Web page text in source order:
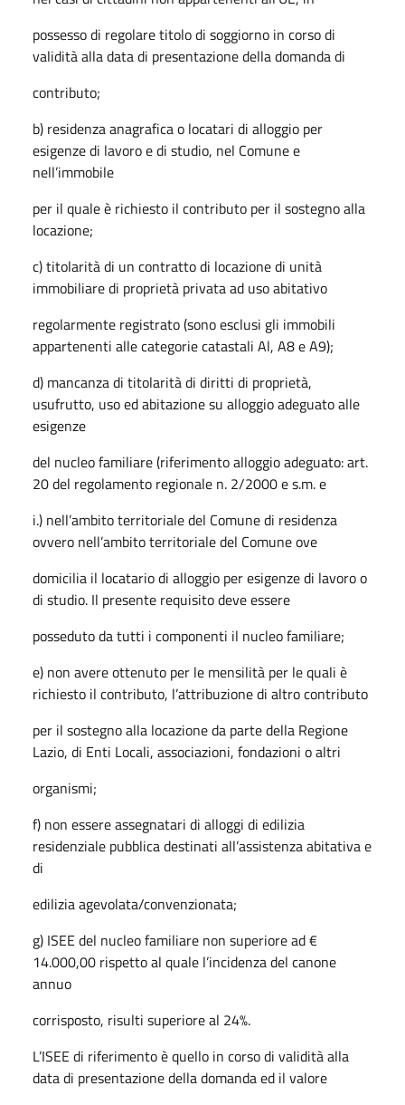
possesso di regolare titolo di soggiorno in corso di
validità alla data di presentazione della domanda di
contributo;
b) residenza anagrafica o locatari di alloggio per
esigenze di lavoro e di studio, nel Comune e
nell’immobile
per il quale è richiesto il contributo per il sostegno alla
locazione;
c) titolarità di un contratto di locazione di unità
immobiliare di proprietà privata ad uso abitativo
regolarmente registrato (sono esclusi gli immobili
appartenenti alle categorie catastali Al, A8 e A9);
d) mancanza di titolarità di diritti di proprietà,
usufrutto, uso ed abitazione su alloggio adeguato alle
esigenze
del nucleo familiare (riferimento alloggio adeguato: art.
20 del regolamento regionale n. 2/2000 e s.m. e
i.) nell’ambito territoriale del Comune di residenza
ovvero nell’ambito territoriale del Comune ove
domicilia il locatario di alloggio per esigenze di lavoro o
di studio. Il presente requisito deve essere
posseduto da tutti i componenti il nucleo familiare;
e) non avere ottenuto per le mensilità per le quali è
richiesto il contributo, l’attribuzione di altro contributo
per il sostegno alla locazione da parte della Regione
Lazio, di Enti Locali, associazioni, fondazioni o altri
organismi;
f) non essere assegnatari di alloggi di edilizia
residenziale pubblica destinati all’assistenza abitativa e
di
edilizia agevolata/convenzionata;
g) ISEE del nucleo familiare non superiore ad €
14.000,00 rispetto al quale l’incidenza del canone
annuo
corrisposto, risulti superiore al 24%.
L’ISEE di riferimento è quello in corso di validità alla
data di presentazione della domanda ed il valore